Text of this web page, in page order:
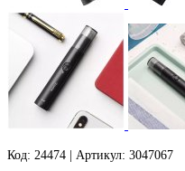
Код: 24474 | Артикул: 3047067